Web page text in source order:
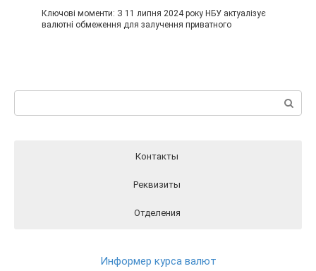
Ключові моменти: З 11 липня 2024 року НБУ актуалізує
валютні обмеження для залучення приватного
Контакты
Реквизиты
Отделения
Круглосуточный телефон поддержки клиентов
Информер курса валют